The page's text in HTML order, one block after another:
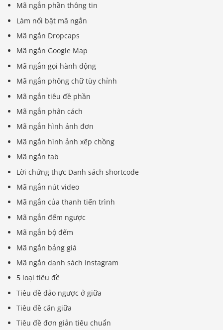
Mã ngắn phần thông tin
Làm nổi bật mã ngắn
Mã ngắn Dropcaps
Mã ngắn Google Map
Mã ngắn gọi hành động
Mã ngắn phông chữ tùy chỉnh
Mã ngắn tiêu đề phần
Mã ngắn phân cách
Mã ngắn hình ảnh đơn
Mã ngắn hình ảnh xếp chồng
Mã ngắn tab
Lời chứng thực Danh sách shortcode
Mã ngắn nút video
Mã ngắn của thanh tiến trình
Mã ngắn đếm ngược
Mã ngắn bộ đếm
Mã ngắn bảng giá
Mã ngắn danh sách Instagram
5 loại tiêu đề
Tiêu đề đảo ngược ở giữa
Tiêu đề căn giữa
Tiêu đề đơn giản tiêu chuẩn